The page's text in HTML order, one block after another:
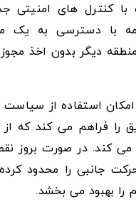
کنترل های امنیتی
با دسترسی به یک
دیگر بدون اخذ مجوز
استفاده از سیاست
را فراهم می کند که از
کند. در صورت بروز
جانبی را محدود
بهبود می بخشد.